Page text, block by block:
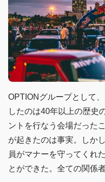
OPTIONグループとして
したのは40年以上の歴史
ントを行なう会場だった
が起きたのは事実。しか
員がマナーを守ってくれ
とができた。全ての関係